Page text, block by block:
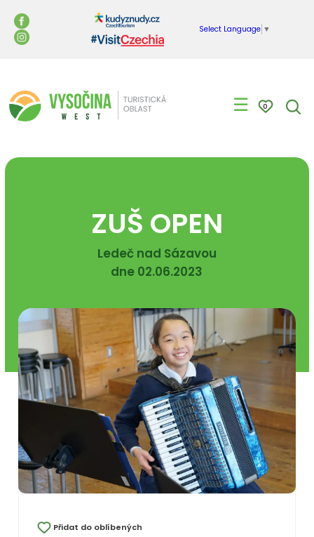
Select Language ▼
☰ 0
ZUŠ OPEN
Ledeč nad Sázavou
dne 02.06.2023
Přidat do oblíbených